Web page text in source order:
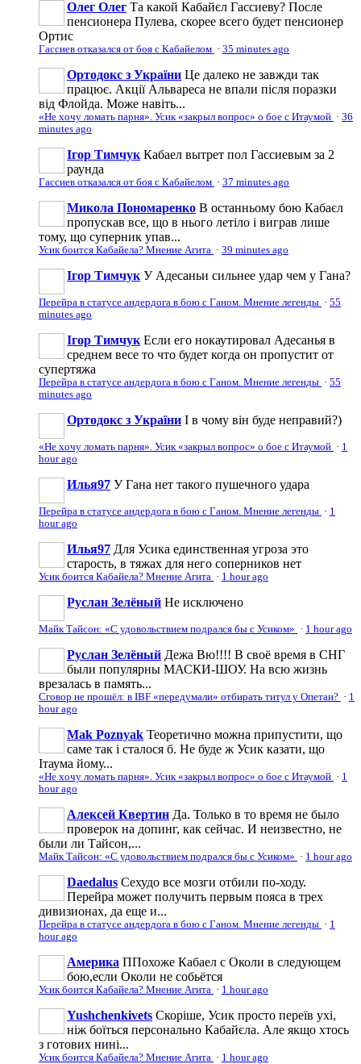
Олег Олег Та какой Кабайєл Гассиеву? После
пенсионера Пулева, скорее всего будет пенсионер
Ортис
Гассиев отказался от боя с Кабайелом · 35 minutes ago
Ортодокс з України Це далеко не завжди так
працює. Акції Альвареса не впали після поразки
від Флойда. Може навіть...
«Не хочу ломать парня». Усик «закрыл вопрос» о бое с Итаумой · 36
minutes ago
Ігор Тимчук Кабаел вытрет пол Гассиевым за 2
раунда
Гассиев отказался от боя с Кабайелом · 37 minutes ago
Микола Пономаренко В останньому бою Кабаєл
пропускав все, що в нього летіло і виграв лише
тому, що суперник упав...
Усик боится Кабайела? Мнение Агита · 39 minutes ago
Ігор Тимчук У Адесаньи сильнее удар чем у Гана?
Перейра в статусе андердога в бою с Ганом. Мнение легенды · 55
minutes ago
Ігор Тимчук Если его нокаутировал Адесанья в
среднем весе то что будет когда он пропустит от
супертяжа
Перейра в статусе андердога в бою с Ганом. Мнение легенды · 55
minutes ago
Ортодокс з України І в чому він буде неправий?)
«Не хочу ломать парня». Усик «закрыл вопрос» о бое с Итаумой · 1
hour ago
Илья97 У Гана нет такого пушечного удара
Перейра в статусе андердога в бою с Ганом. Мнение легенды · 1
hour ago
Илья97 Для Усика единственная угроза это
старость, в тяжах для него соперников нет
Усик боится Кабайела? Мнение Агита · 1 hour ago
Руслан Зелёный Не исключено
Майк Тайсон: «С удовольствием подрался бы с Усиком» · 1 hour ago
Руслан Зелёный Дежа Вю!!!! В своё время в СНГ
были популярны МАСКИ-ШОУ. На всю жизнь
врезалась в память...
Сговор не прошёл: в IBF «передумали» отбирать титул у Опетаи? · 1
hour ago
Mak Poznyak Теоретично можна припустити, що
саме так і сталося б. Не буде ж Усик казати, що
Ітаума йому...
«Не хочу ломать парня». Усик «закрыл вопрос» о бое с Итаумой · 1
hour ago
Алексей Квертин Да. Только в то время не было
проверок на допинг, как сейчас. И неизвестно, не
были ли Тайсон,...
Майк Тайсон: «С удовольствием подрался бы с Усиком» · 1 hour ago
Daedalus Сехудо все мозги отбили по-ходу.
Перейра может получить первым пояса в трех
дивизионах, да еще и...
Перейра в статусе андердога в бою с Ганом. Мнение легенды · 1
hour ago
Америка ППохоже Кабаел с Околи в следующем
бою,если Околи не собьётся
Усик боится Кабайела? Мнение Агита · 1 hour ago
Yushchenkivets Скоріше, Усик просто переїв ухі,
ніж боїться персонально Кабайєла. Але якщо хтось
з готових нині...
Усик боится Кабайела? Мнение Агита · 1 hour ago